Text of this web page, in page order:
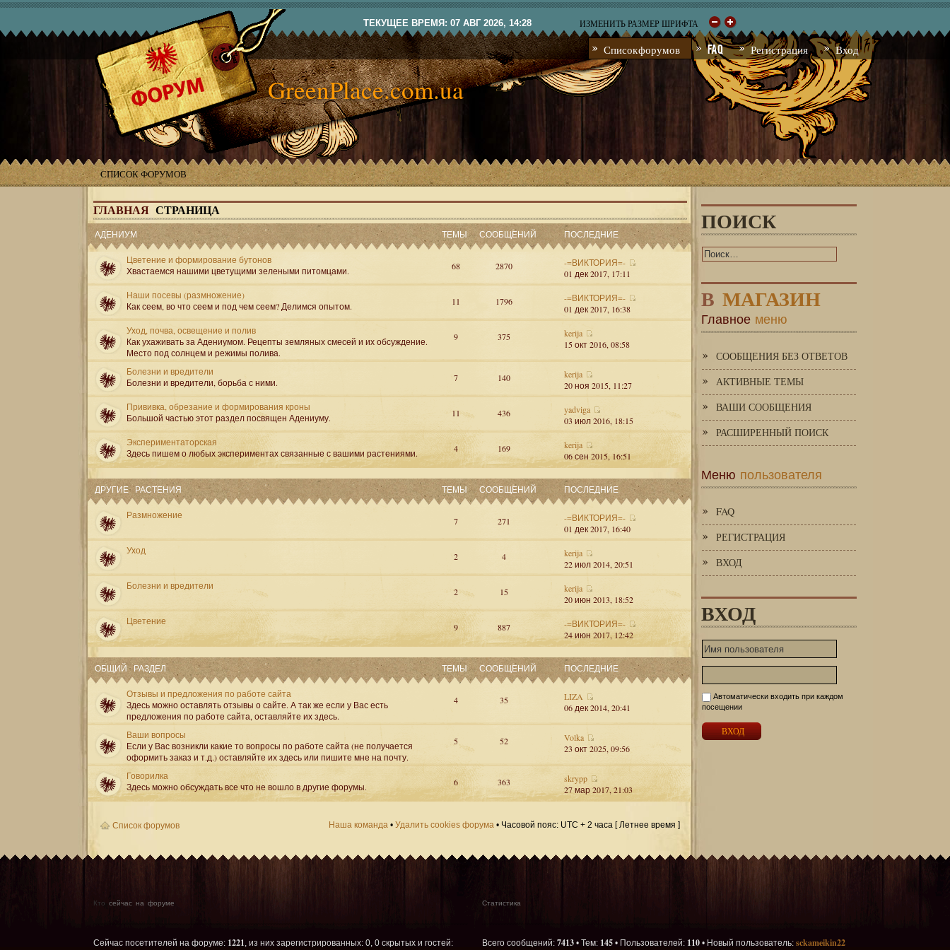
ТЕКУЩЕЕ ВРЕМЯ: 07 АВГ 2026, 14:28 ИЗМЕНИТЬ РАЗМЕР ШРИФТА
Список форумов FAQ Регистрация Вход
GreenPlace.com.ua
СПИСОК ФОРУМОВ
ГЛАВНАЯ СТРАНИЦА
АДЕНИУМ ТЕМЫ СООБЩЕНИЙ ПОСЛЕДНИЕ
Цветение и формирование бутонов
Хвастаемся нашими цветущими зелеными питомцами.
68 2870
-=ВИКТОРИЯ=-
01 дек 2017, 17:11
Наши посевы (размножение)
Как сеем, во что сеем и под чем сеем? Делимся опытом.
11 1796
-=ВИКТОРИЯ=-
01 дек 2017, 16:38
Уход, почва, освещение и полив
Как ухаживать за Адениумом. Рецепты земляных смесей и их обсуждение.
Место под солнцем и режимы полива.
9 375
kerija
15 окт 2016, 08:58
Болезни и вредители
Болезни и вредители, борьба с ними.
7 140
kerija
20 ноя 2015, 11:27
Прививка, обрезание и формирования кроны
Большой частью этот раздел посвящен Адениуму.
11 436
yadviga
03 июл 2016, 18:15
Экспериментаторская
Здесь пишем о любых экспериментах связанные с вашими растениями.
4 169
kerija
06 сен 2015, 16:51
ДРУГИЕ РАСТЕНИЯ ТЕМЫ СООБЩЕНИЙ ПОСЛЕДНИЕ
Размножение
7 271
-=ВИКТОРИЯ=-
01 дек 2017, 16:40
Уход
2 4
kerija
22 июл 2014, 20:51
Болезни и вредители
2 15
kerija
20 июн 2013, 18:52
Цветение
9 887
-=ВИКТОРИЯ=-
24 июн 2017, 12:42
ОБЩИЙ РАЗДЕЛ ТЕМЫ СООБЩЕНИЙ ПОСЛЕДНИЕ
Отзывы и предложения по работе сайта
Здесь можно оставлять отзывы о сайте. А так же если у Вас есть
предложения по работе сайта, оставляйте их здесь.
4 35
LIZA
06 дек 2014, 20:41
Ваши вопросы
Если у Вас возникли какие то вопросы по работе сайта (не получается
оформить заказ и т.д.) оставляйте их здесь или пишите мне на почту.
5 52
Volka
23 окт 2025, 09:56
Говорилка
Здесь можно обсуждать все что не вошло в другие форумы.
6 363
skrypp
27 мар 2017, 21:03
Список форумов Наша команда • Удалить cookies форума • Часовой пояс: UTC + 2 часа [ Летнее время ]
ПОИСК
В МАГАЗИН
Главное меню
СООБЩЕНИЯ БЕЗ ОТВЕТОВ
АКТИВНЫЕ ТЕМЫ
ВАШИ СООБЩЕНИЯ
РАСШИРЕННЫЙ ПОИСК
Меню пользователя
FAQ
РЕГИСТРАЦИЯ
ВХОД
ВХОД
Автоматически входить при каждом
посещении
Кто сейчас на форуме
Сейчас посетителей на форуме: 1221, из них зарегистрированных: 0, 0 скрытых и гостей:
Статистика
Всего сообщений: 7413 • Тем: 145 • Пользователей: 110 • Новый пользователь: sckameikin22